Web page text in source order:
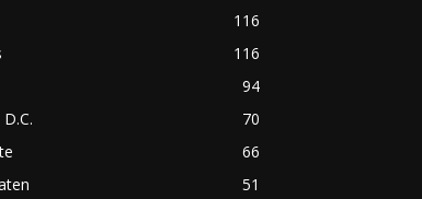
116
116
94
70
66
51